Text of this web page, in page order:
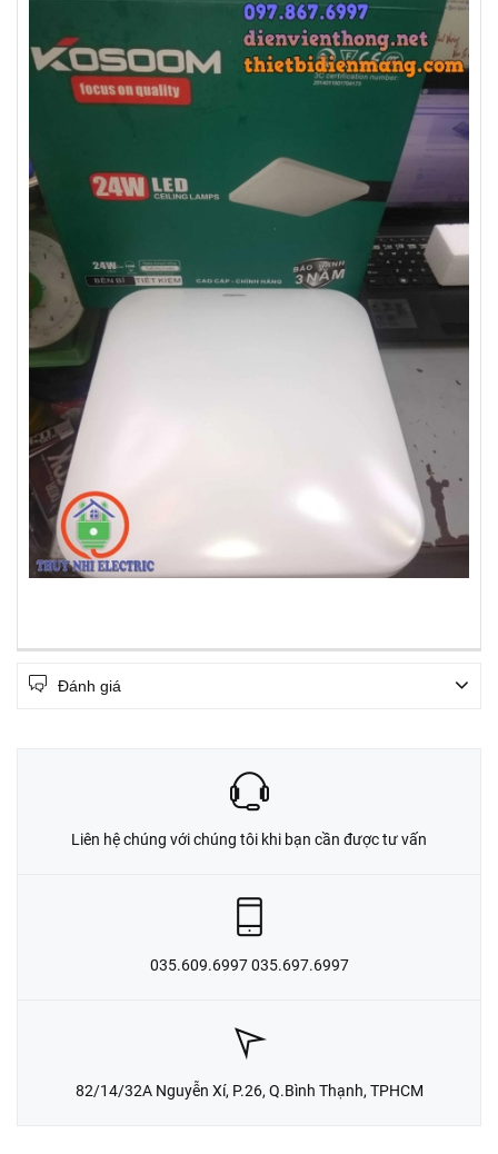
Đánh giá
Liên hệ chúng với chúng tôi khi bạn cần được tư vấn
035.609.6997 035.697.6997
82/14/32A Nguyễn Xí, P.26, Q.Bình Thạnh, TPHCM